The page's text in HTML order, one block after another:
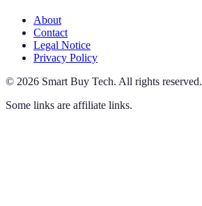
About
Contact
Legal Notice
Privacy Policy
© 2026 Smart Buy Tech. All rights reserved.
Some links are affiliate links.